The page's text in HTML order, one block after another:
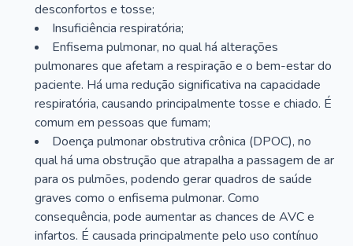
desconfortos e tosse;
Insuficiência respiratória;
Enfisema pulmonar, no qual há alterações
pulmonares que afetam a respiração e o bem-estar do
paciente. Há uma redução significativa na capacidade
respiratória, causando principalmente tosse e chiado. É
comum em pessoas que fumam;
Doença pulmonar obstrutiva crônica (DPOC), no
qual há uma obstrução que atrapalha a passagem de ar
para os pulmões, podendo gerar quadros de saúde
graves como o enfisema pulmonar. Como
consequência, pode aumentar as chances de AVC e
infartos. É causada principalmente pelo uso contínuo